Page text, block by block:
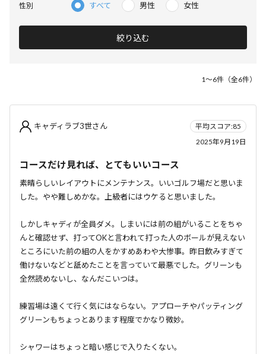
性別 すべて 男性 女性
絞り込む
1～6件（全6件）
キャディラブ3世さん
平均スコア:85
2025年9月19日
コースだけ見れば、とてもいいコース
素晴らしいレイアウトにメンテナンス。いいゴルフ場だと思いま
した。やや難しめかな。上級者にはウケると思いました。
しかしキャディが全員ダメ。しまいには前の組がいることをちゃ
んと確認せず、打ってOKと言われて打った人のボールが見えない
ところにいた前の組の人をかすめあわや大惨事。昨日飲みすぎて
働けないなどと舐めたことを言っていて最悪でした。グリーンも
全然読めないし、なんだこいつは。
練習場は遠くて行く気にはならない。アプローチやパッティング
グリーンもちょっとあります程度でかなり微妙。
シャワーはちょっと暗い感じで入りたくない。